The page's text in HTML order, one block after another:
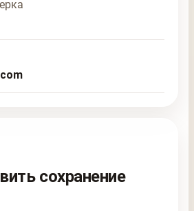
сохранение